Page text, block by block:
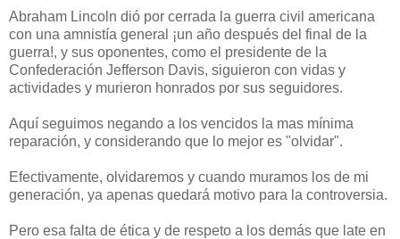
Abraham Lincoln dió por cerrada la guerra civil americana
con una amnistía general ¡un año después del final de la
guerra!, y sus oponentes, como el presidente de la
Confederación Jefferson Davis, siguieron con vidas y
actividades y murieron honrados por sus seguidores.
Aquí seguimos negando a los vencidos la mas mínima
reparación, y considerando que lo mejor es "olvidar".
Efectivamente, olvidaremos y cuando muramos los de mi
generación, ya apenas quedará motivo para la controversia.
Pero esa falta de ética y de respeto a los demás que late en